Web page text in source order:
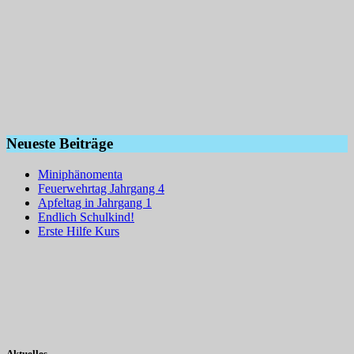
Neueste Beiträge
Miniphänomenta
Feuerwehrtag Jahrgang 4
Apfeltag in Jahrgang 1
Endlich Schulkind!
Erste Hilfe Kurs